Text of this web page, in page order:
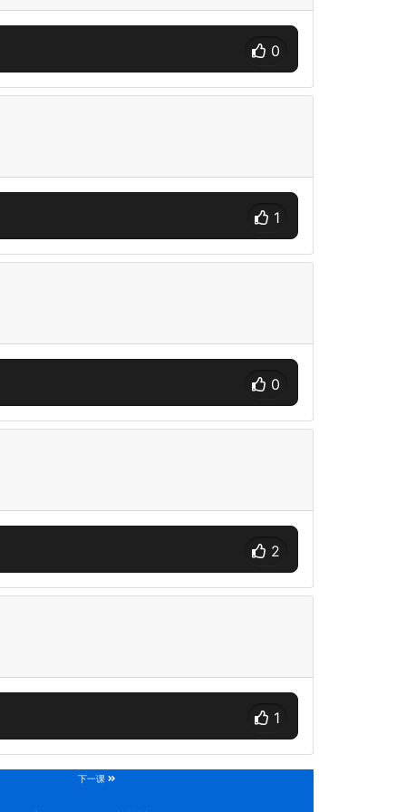
0
1
0
2
1
下一课